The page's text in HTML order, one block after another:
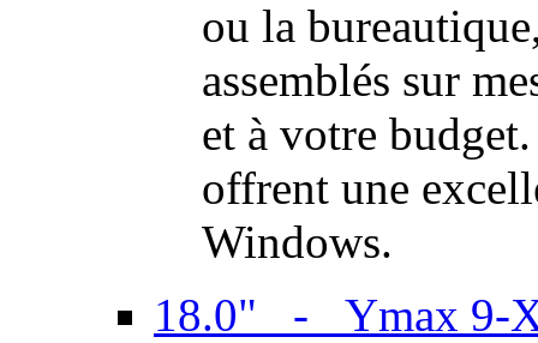
ou la
assemblés sur
et à votre
offrent une
Windows.
18.0" - Ymax 9-